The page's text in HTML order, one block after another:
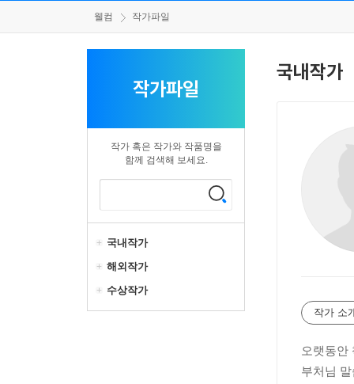
웰컴 작가파일
작가파일
작가 혹은 작가와 작품명을
함께 검색해 보세요.
국내작가
해외작가
수상작가
국내작가
작가 소
오랫동안
부처님